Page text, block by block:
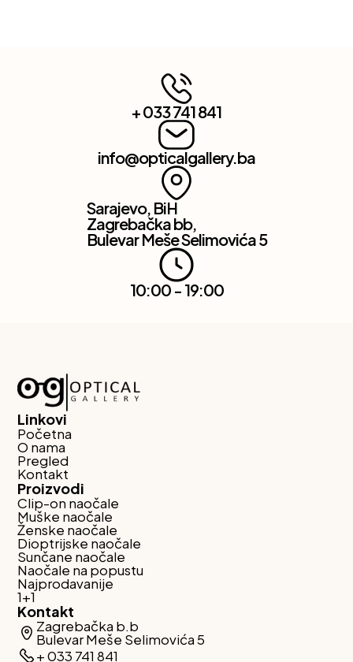
+ 033 741 841
info@opticalgallery.ba
Sarajevo, BiH
Zagrebačka bb,
Bulevar Meše Selimovića 5
10:00 - 19:00
Linkovi
Početna
O nama
Pregled
Kontakt
Proizvodi
Clip-on naočale
Muške naočale
Ženske naočale
Dioptrijske naočale
Sunčane naočale
Naočale na popustu
Najprodavanije
1+1
Kontakt
Zagrebačka b.b
Bulevar Meše Selimovića 5
+ 033 741 841